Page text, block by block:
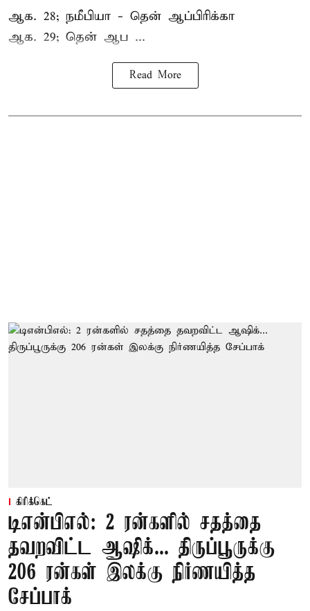
ஆக. 28; நமீபியா - தென் ஆப்பிரிக்கா
ஆக. 29; தென் ஆப ...
Read More
கிரிக்கெட்
டிஎன்பிஎல்: 2 ரன்களில் சதத்தை
தவறவிட்ட ஆஷிக்... திருப்பூருக்கு
206 ரன்கள் இலக்கு நிர்ணயித்த
சேப்பாக்